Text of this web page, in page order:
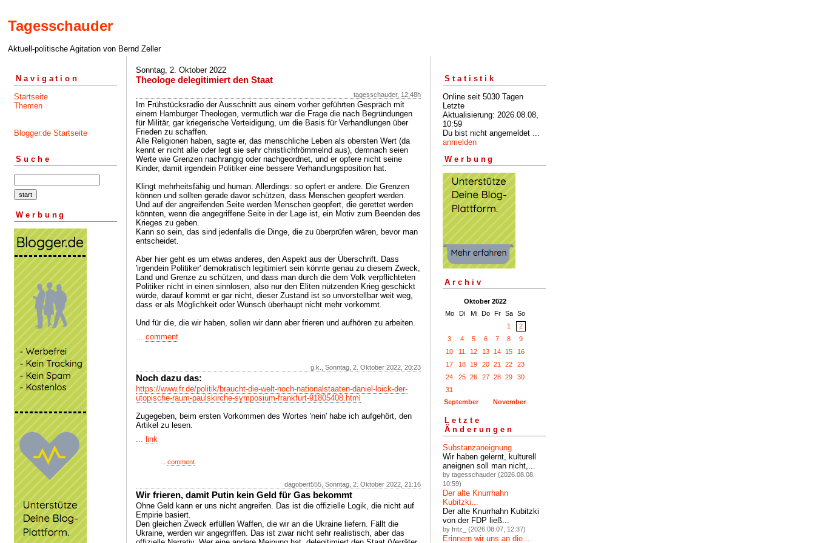
Tagesschauder
Aktuell-politische Agitation von Bernd Zeller
Navigation
Startseite
Themen
Blogger.de Startseite
Suche
Werbung
Sonntag, 2. Oktober 2022
Theologe delegitimiert den Staat
tagesschauder, 12:48h
Im Frühstücksradio der Ausschnitt aus einem vorher geführten Gespräch mit
einem Hamburger Theologen, vermutlich war die Frage die nach Begründungen
für Militär, gar kriegerische Verteidigung, um die Basis für Verhandlungen über
Frieden zu schaffen.
Alle Religionen haben, sagte er, das menschliche Leben als obersten Wert (da
kennt er nicht alle oder legt sie sehr christlichfrömmelnd aus), demnach seien
Werte wie Grenzen nachrangig oder nachgeordnet, und er opfere nicht seine
Kinder, damit irgendein Politiker eine bessere Verhandlungsposition hat.
Klingt mehrheitsfähig und human. Allerdings: so opfert er andere. Die Grenzen
können und sollten gerade davor schützen, dass Menschen geopfert werden.
Und auf der angreifenden Seite werden Menschen geopfert, die gerettet werden
könnten, wenn die angegriffene Seite in der Lage ist, ein Motiv zum Beenden des
Krieges zu geben.
Kann so sein, das sind jedenfalls die Dinge, die zu überprüfen wären, bevor man
entscheidet.
Aber hier geht es um etwas anderes, den Aspekt aus der Überschrift. Dass
'irgendein Politiker' demokratisch legitimiert sein könnte genau zu diesem Zweck,
Land und Grenze zu schützen, und dass man durch die dem Volk verpflichteten
Politiker nicht in einen sinnlosen, also nur den Eliten nützenden Krieg geschickt
würde, darauf kommt er gar nicht, dieser Zustand ist so unvorstellbar weit weg,
dass er als Möglichkeit oder Wunsch überhaupt nicht mehr vorkommt.
Und für die, die wir haben, sollen wir dann aber frieren und aufhören zu arbeiten.
... comment
g.k., Sonntag, 2. Oktober 2022, 20:23
Noch dazu das:
https://www.fr.de/politik/braucht-die-welt-noch-nationalstaaten-daniel-loick-der-
utopische-raum-paulskirche-symposium-frankfurt-91805408.html
Zugegeben, beim ersten Vorkommen des Wortes 'nein' habe ich aufgehört, den
Artikel zu lesen.
... link
comment
dagobert555, Sonntag, 2. Oktober 2022, 21:16
Wir frieren, damit Putin kein Geld für Gas bekommt
Ohne Geld kann er uns nicht angreifen. Das ist die offizielle Logik, die nicht auf
Empirie basiert.
Den gleichen Zweck erfüllen Waffen, die wir an die Ukraine liefern. Fällt die
Ukraine, werden wir angegriffen. Das ist zwar nicht sehr realistisch, aber das
Statistik
Online seit 5030 Tagen
Letzte
Aktualisierung: 2026.08.08,
10:59
Du bist nicht angemeldet ...
anmelden
Werbung
Archiv
Oktober 2022
Mo
Di Mi Do Fr Sa
So
1
2
3
4 5 6 7 8
9
10
11 12 13 14 15
16
17
18 19 20 21 22
23
24
25 26 27 28 29
30
31
September
November
Letzte
Änderungen
Substanzaneignung
Wir haben gelernt, kulturell
aneignen soll man nicht,...
by tagesschauder (2026.08.08,
10:59)
Der alte Knurrhahn
Kubitzki...
Der alte Knurrhahn Kubitzki
von der FDP ließ...
by fritz_ (2026.08.07, 12:37)
Erinnern wir uns an die...